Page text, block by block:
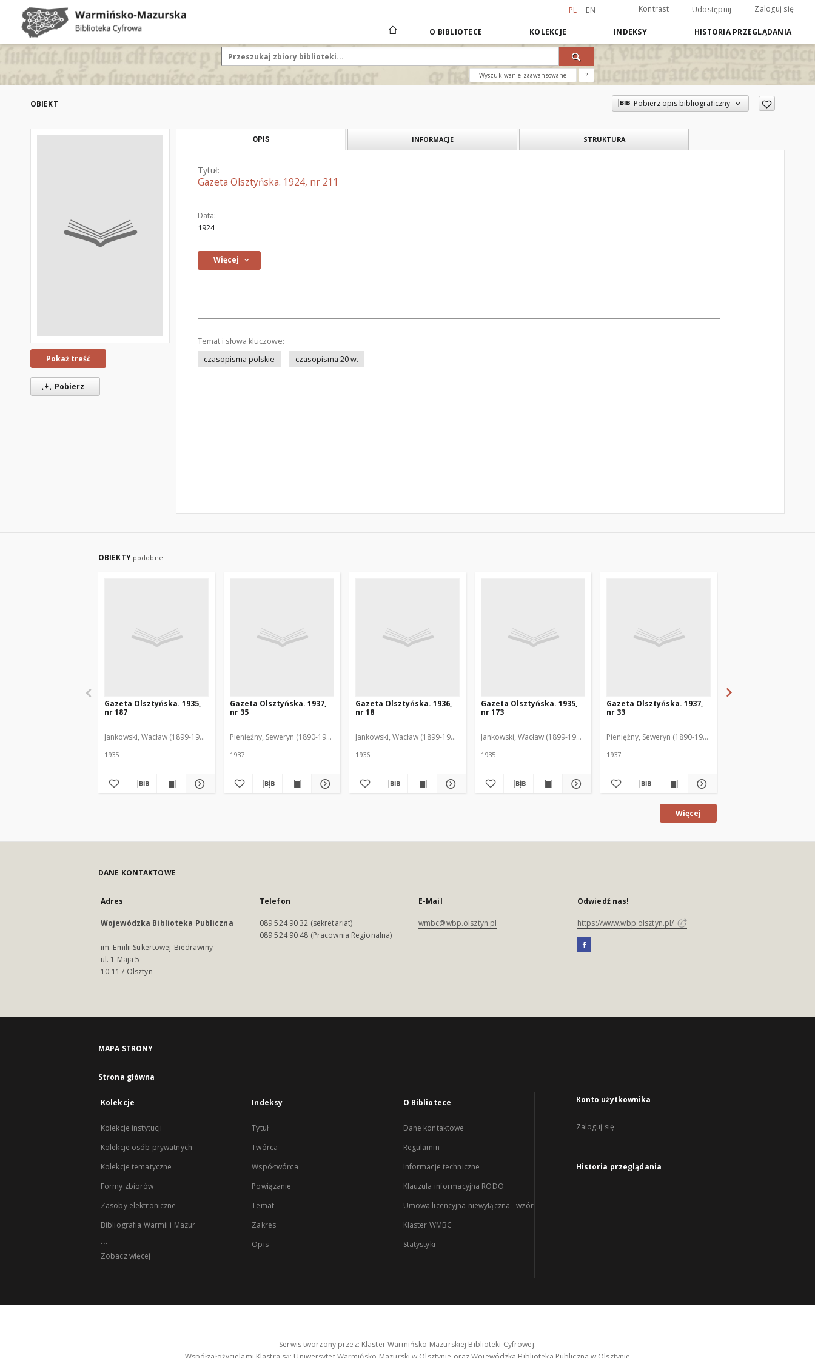
PL EN Kontrast Udostępnij Zaloguj się
O BIBLIOTECE KOLEKCJE INDEKSY HISTORIA PRZEGLĄDANIA
Wyszukiwanie zaawansowane ?
OBIEKT Pobierz opis bibliograficzny
Pokaż treść
Pobierz
OPIS INFORMACJE STRUKTURA
Tytuł:
Gazeta Olsztyńska. 1924, nr 211
Data:
1924
Więcej
Temat i słowa kluczowe:
czasopisma polskie
czasopisma 20 w.
OBIEKTY podobne
Gazeta Olsztyńska. 1935,
nr 187
Jankowski, Wacław (1899-1975). Red.
1935
Gazeta Olsztyńska. 1937,
nr 35
Pieniężny, Seweryn (1890-1940). Red.
1937
Gazeta Olsztyńska. 1936,
nr 18
Jankowski, Wacław (1899-1975). Red.
1936
Gazeta Olsztyńska. 1935,
nr 173
Jankowski, Wacław (1899-1975). Red.
1935
Gazeta Olsztyńska. 1937,
nr 33
Pieniężny, Seweryn (1890-1940). Red.
1937
Więcej
DANE KONTAKTOWE
Adres
Wojewódzka Biblioteka Publiczna
im. Emilii Sukertowej-Biedrawiny
ul. 1 Maja 5
10-117 Olsztyn
Telefon
089 524 90 32 (sekretariat)
089 524 90 48 (Pracownia Regionalna)
E-Mail
wmbc@wbp.olsztyn.pl
Odwiedź nas!
https://www.wbp.olsztyn.pl/
MAPA STRONY
Strona główna
Kolekcje
Kolekcje instytucji
Kolekcje osób prywatnych
Kolekcje tematyczne
Formy zbiorów
Zasoby elektroniczne
Bibliografia Warmii i Mazur
...
Zobacz więcej
Indeksy
Tytuł
Twórca
Współtwórca
Powiązanie
Temat
Zakres
Opis
O Bibliotece
Dane kontaktowe
Regulamin
Informacje techniczne
Klauzula informacyjna RODO
Umowa licencyjna niewyłączna - wzór
Klaster WMBC
Statystyki
Konto użytkownika
Zaloguj się
Historia przeglądania
Serwis tworzony przez: Klaster Warmińsko-Mazurskiej Biblioteki Cyfrowej.